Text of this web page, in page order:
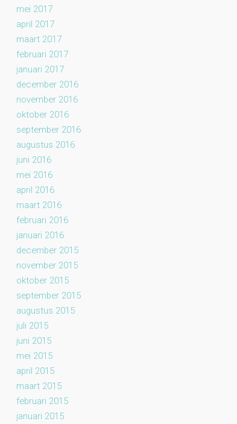
mei 2017
april 2017
maart 2017
februari 2017
januari 2017
december 2016
november 2016
oktober 2016
september 2016
augustus 2016
juni 2016
mei 2016
april 2016
maart 2016
februari 2016
januari 2016
december 2015
november 2015
oktober 2015
september 2015
augustus 2015
juli 2015
juni 2015
mei 2015
april 2015
maart 2015
februari 2015
januari 2015